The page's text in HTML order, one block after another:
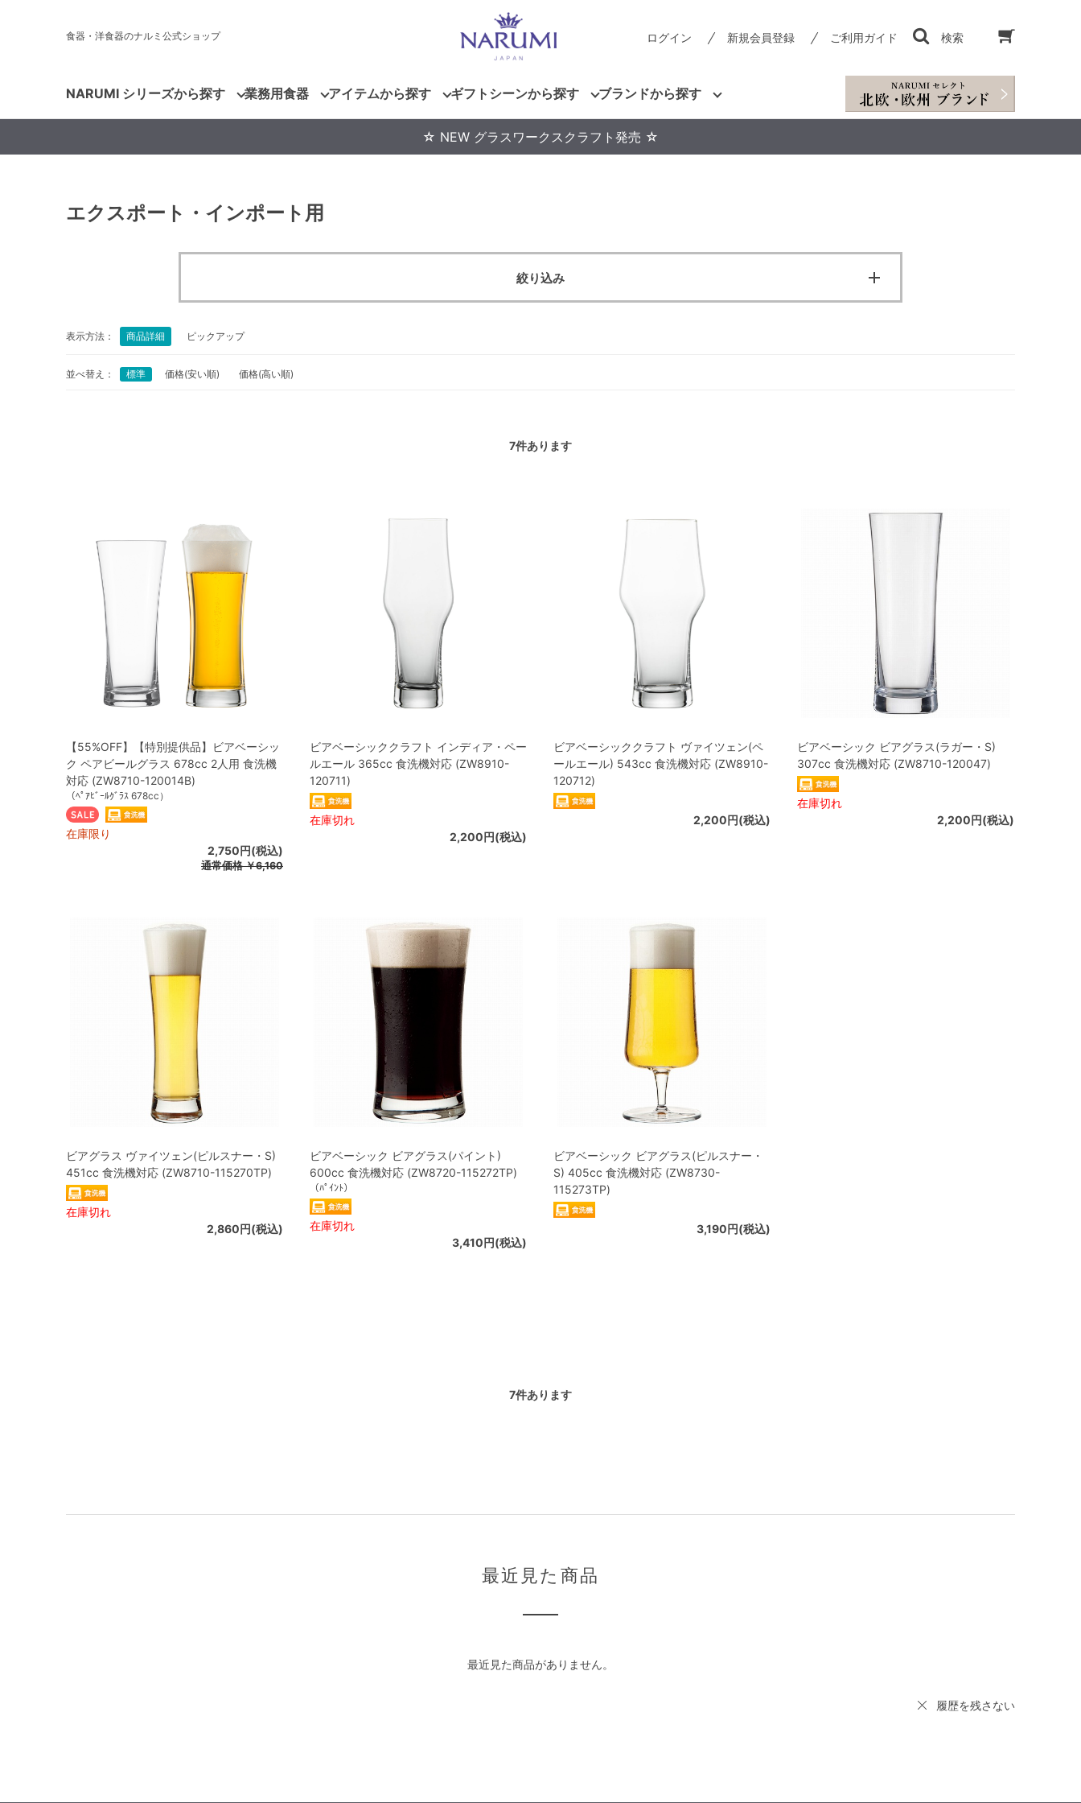
食器・洋食器のナルミ公式ショップ ログイン 新規会員登録 ご利用ガイド 検索
NARUMI シリーズから探す 業務用食器 アイテムから探す ギフトシーンから探す ブランドから探す
☆ NEW グラスワークスクラフト発売 ☆
エクスポート・インポート用
絞り込み
表示方法： 商品詳細 ピックアップ
並べ替え： 標準 価格(安い順) 価格(高い順)
7件あります
【55%OFF】【特別提供品】ビアベーシッ
ク ペアビールグラス 678cc 2人用 食洗機
対応 (ZW8710-120014B)
（ﾍﾟｱﾋﾞｰﾙｸﾞﾗｽ 678cc）
在庫限り
2,750円(税込)
通常価格￥6,160
ビアベーシッククラフト インディア・ペー
ルエール 365cc 食洗機対応 (ZW8910-
120711)
在庫切れ
2,200円(税込)
ビアベーシッククラフト ヴァイツェン(ペ
ールエール) 543cc 食洗機対応 (ZW8910-
120712)
2,200円(税込)
ビアベーシック ビアグラス(ラガー・S)
307cc 食洗機対応 (ZW8710-120047)
在庫切れ
2,200円(税込)
ビアグラス ヴァイツェン(ピルスナー・S)
451cc 食洗機対応 (ZW8710-115270TP)
在庫切れ
2,860円(税込)
ビアベーシック ビアグラス(パイント)
600cc 食洗機対応 (ZW8720-115272TP)
（ﾊﾟｲﾝﾄ）
在庫切れ
3,410円(税込)
ビアベーシック ビアグラス(ピルスナー・
S) 405cc 食洗機対応 (ZW8730-
115273TP)
3,190円(税込)
7件あります
最近見た商品
最近見た商品がありません。
履歴を残さない